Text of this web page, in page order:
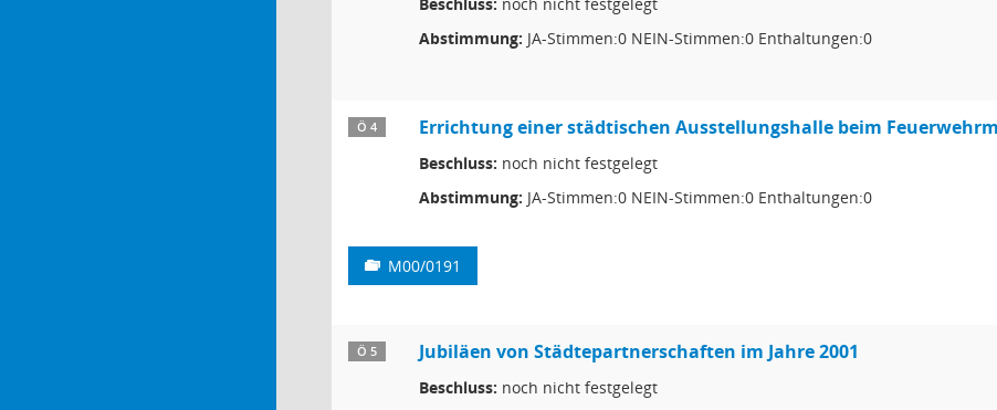
Abstimmung: JA-Stimmen:0 NEIN-Stimmen:0 Enthaltungen:0
Ö 4 Errichtung einer städtischen Ausstellungshalle beim
Beschluss: noch nicht festgelegt
Abstimmung: JA-Stimmen:0 NEIN-Stimmen:0 Enthaltungen:0
M00/0191
Ö 5 Jubiläen von Städtepartnerschaften im Jahre 2001
Beschluss: noch nicht festgelegt